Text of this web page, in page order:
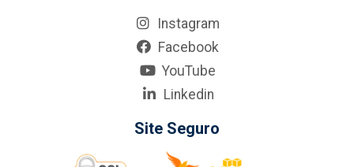
Instagram
Facebook
YouTube
Linkedin
Site Seguro